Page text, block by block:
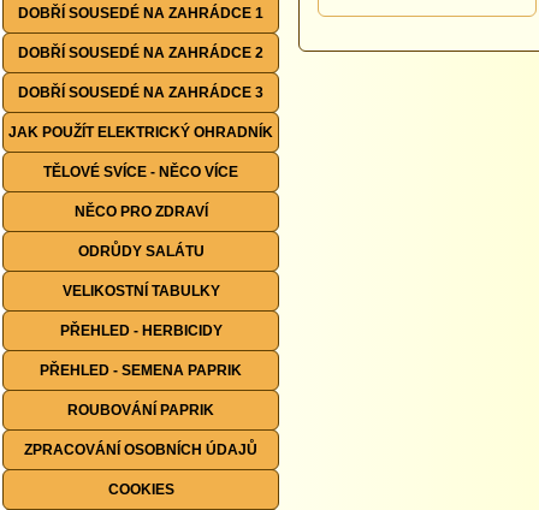
DOBŘÍ SOUSEDÉ NA ZAHRÁDCE 1
DOBŘÍ SOUSEDÉ NA ZAHRÁDCE 2
DOBŘÍ SOUSEDÉ NA ZAHRÁDCE 3
JAK POUŽÍT ELEKTRICKÝ OHRADNÍK
TĚLOVÉ SVÍCE - NĚCO VÍCE
NĚCO PRO ZDRAVÍ
ODRŮDY SALÁTU
VELIKOSTNÍ TABULKY
PŘEHLED - HERBICIDY
PŘEHLED - SEMENA PAPRIK
ROUBOVÁNÍ PAPRIK
ZPRACOVÁNÍ OSOBNÍCH ÚDAJŮ
COOKIES